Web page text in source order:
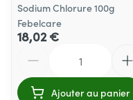
Sodium Chlorure 100g
Febelcare
18,02 €
Ajouter au panier